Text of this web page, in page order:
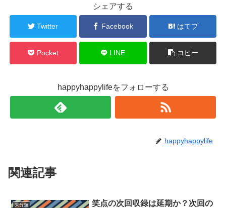
シェアする
Twitter Facebook はてブ
Pocket LINE コピー
happyhappylifeをフォローする
happyhappylife
関連記事
未分類
笑点の次回収録は延期か？次回の